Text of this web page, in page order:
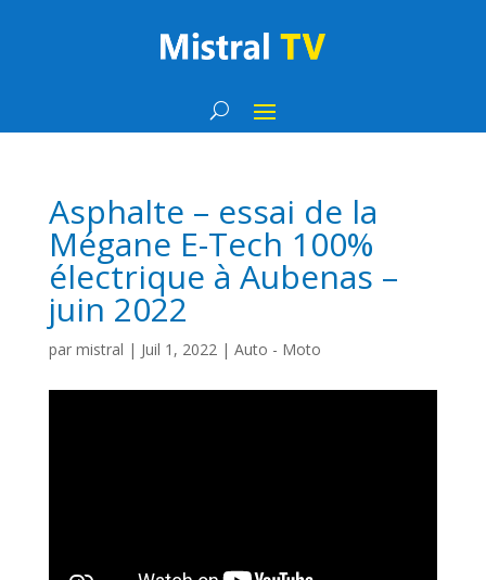
Asphalte – essai de la
Mégane E-Tech 100%
électrique à Aubenas –
juin 2022
par mistral | Juil 1, 2022 | Auto - Moto